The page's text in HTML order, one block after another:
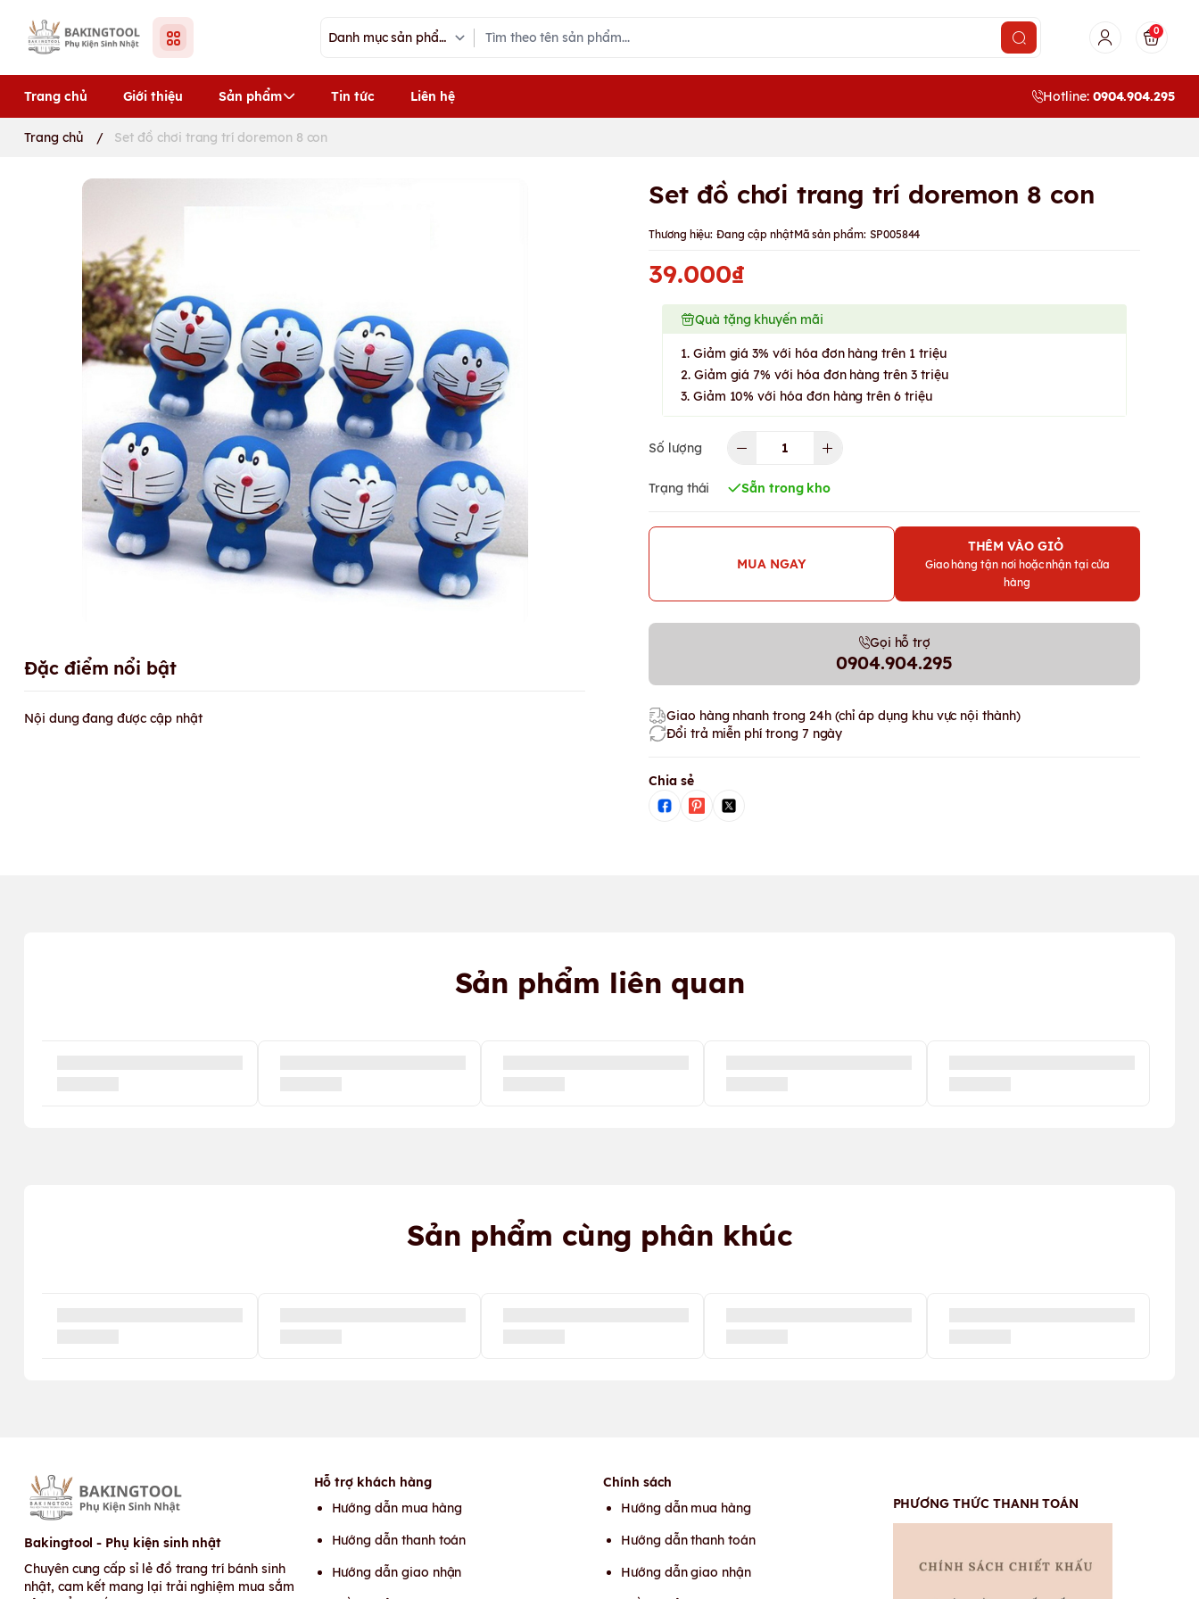
0
Trang chủ Giới thiệu Sản phẩm Tin tức Liên hệ Hotline: 0904.904.295
Trang chủ / Set đồ chơi trang trí doremon 8 con
Set đồ chơi trang trí doremon 8 con
Thương hiệu: Đang cập nhậtMã sản phẩm: SP005844
39.000₫
Quà tặng khuyến mãi
1. Giảm giá 3% với hóa đơn hàng trên 1 triệu
2. Giảm giá 7% với hóa đơn hàng trên 3 triệu
3. Giảm 10% với hóa đơn hàng trên 6 triệu
Số lượng
Trạng thái Sẵn trong kho
MUA NGAY
THÊM VÀO GIỎ
Giao hàng tận nơi hoặc nhận tại cửa
hàng
Gọi hỗ trợ
0904.904.295
Giao hàng nhanh trong 24h (chỉ áp dụng khu vực nội thành)
Đổi trả miễn phí trong 7 ngày
Chia sẻ
Đặc điểm nổi bật
Nội dung đang được cập nhật
Sản phẩm liên quan
Sản phẩm cùng phân khúc
Bakingtool - Phụ kiện sinh nhật
Chuyên cung cấp sỉ lẻ đồ trang trí bánh sinh
nhật, cam kết mang lại trải nghiệm mua sắm
Hỗ trợ khách hàng
Hướng dẫn mua hàng
Hướng dẫn thanh toán
Hướng dẫn giao nhận
Chính sách
Hướng dẫn mua hàng
Hướng dẫn thanh toán
Hướng dẫn giao nhận
PHƯƠNG THỨC THANH TOÁN